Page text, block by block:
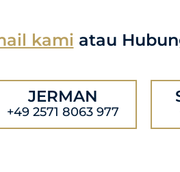
kami atau
JERMAN
+49 2571 8063 977